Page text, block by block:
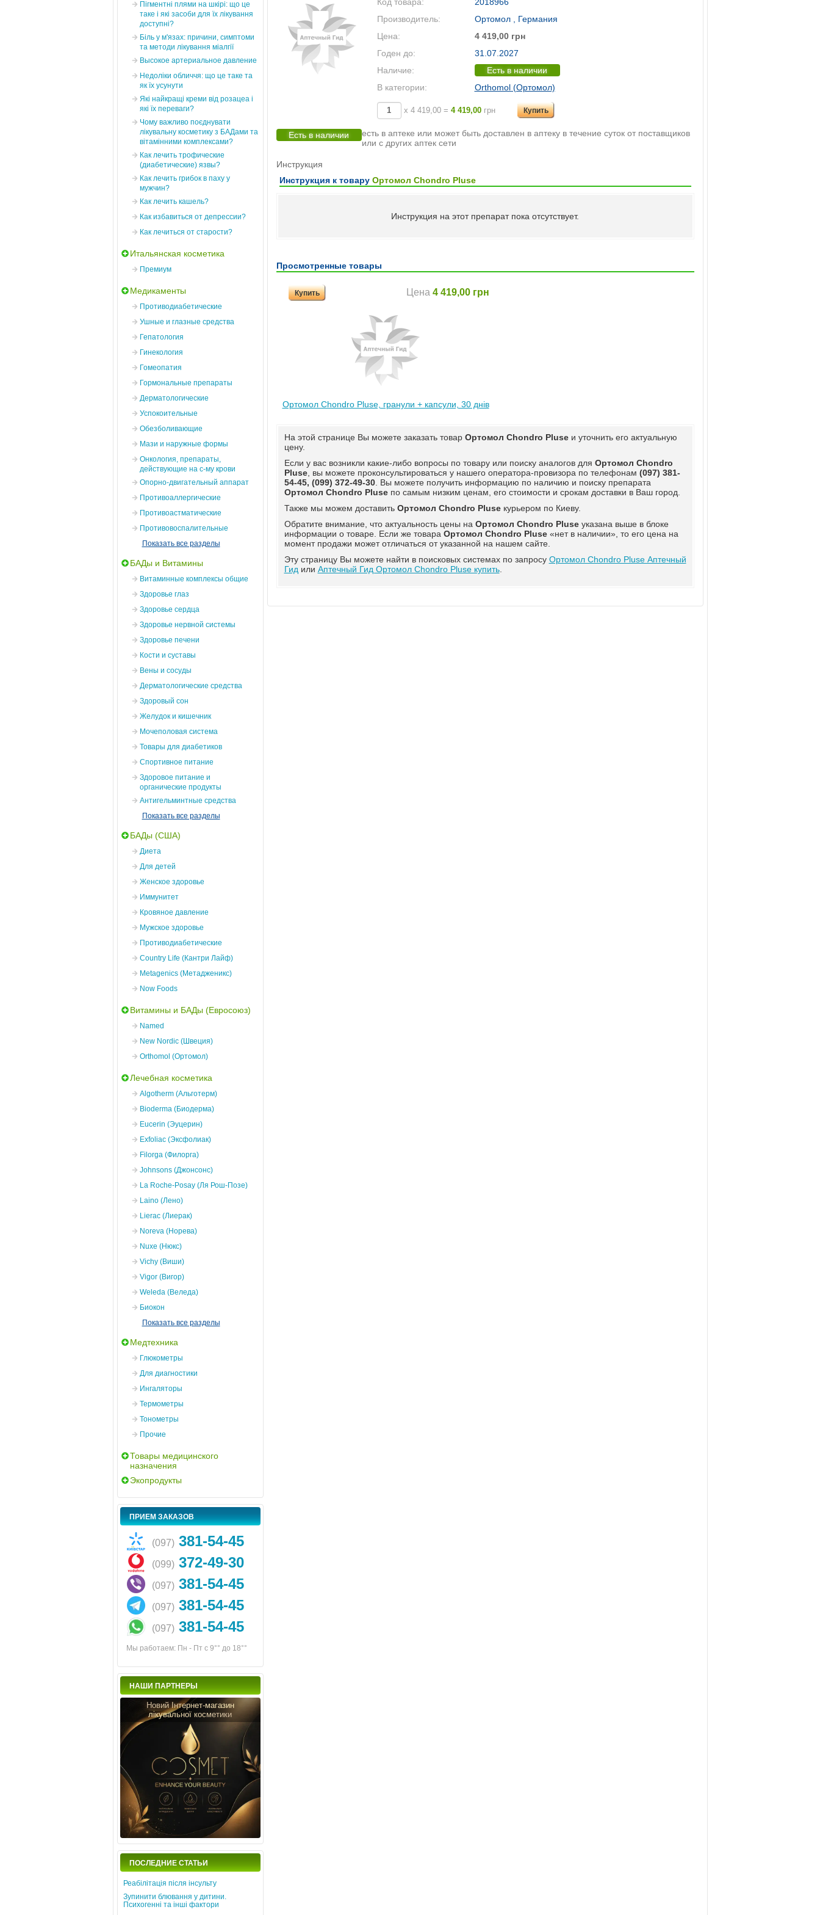
Пігментні плями на шкірі: що це
таке і які засоби для їх лікування
доступні?
Біль у м'язах: причини, симптоми
та методи лікування міалгії
Высокое артериальное давление
Недоліки обличчя: що це таке та
як їх усунути
Які найкращі креми від розацеа і
які їх переваги?
Чому важливо поєднувати
лікувальну косметику з БАДами та
вітамінними комплексами?
Как лечить трофические
(диабетические) язвы?
Как лечить грибок в паху у
мужчин?
Как лечить кашель?
Как избавиться от депрессии?
Как лечиться от старости?
Итальянская косметика
Премиум
Медикаменты
Противодиабетические
Ушные и глазные средства
Гепатология
Гинекология
Гомеопатия
Гормональные препараты
Дерматологические
Успокоительные
Обезболивающие
Мази и наружные формы
Онкология, препараты,
действующие на с-му крови
Опорно-двигательный аппарат
Противоаллергические
Противоастматические
Противовоспалительные
Показать все разделы
БАДы и Витамины
Витаминные комплексы общие
Здоровье глаз
Здоровье сердца
Здоровье нервной системы
Здоровье печени
Кости и суставы
Вены и сосуды
Дерматологические средства
Здоровый сон
Желудок и кишечник
Мочеполовая система
Товары для диабетиков
Спортивное питание
Здоровое питание и
органические продукты
Антигельминтные средства
Показать все разделы
БАДы (США)
Диета
Для детей
Женское здоровье
Иммунитет
Кровяное давление
Мужское здоровье
Противодиабетические
Country Life (Кантри Лайф)
Metagenics (Метадженикс)
Now Foods
Витамины и БАДы (Евросоюз)
Named
New Nordic (Швеция)
Orthomol (Ортомол)
Лечебная косметика
Algotherm (Альготерм)
Bioderma (Биодерма)
Eucerin (Эуцерин)
Exfoliac (Эксфолиак)
Filorga (Филорга)
Johnsons (Джонсонс)
La Roche-Posay (Ля Рош-Позе)
Laino (Лено)
Lierac (Лиерак)
Noreva (Норева)
Nuxe (Нюкс)
Vichy (Виши)
Vigor (Вигор)
Weleda (Веледа)
Биокон
Показать все разделы
Медтехника
Глюкометры
Для диагностики
Ингаляторы
Термометры
Тонометры
Прочие
Товары медицинского
назначения
Экопродукты
ПРИЕМ ЗАКАЗОВ
(097)381-54-45
(099)372-49-30
(097)381-54-45
(097)381-54-45
(097)381-54-45
Мы работаем: Пн - Пт с 9°° до 18°°
НАШИ ПАРТНЕРЫ
Новий Інтернет-магазин
лікувальної косметики
ПОСЛЕДНИЕ СТАТЬИ
Реабілітація після інсульту
Зупинити блювання у дитини.
Психогенні та інші фактори
Производитель:
Ортомол , Германия
Цена:
4 419,00 грн
Годен до:
31.07.2027
Наличие:
Есть в наличии
В категории:
Orthomol (Ортомол)
х 4 419,00 = 4 419,00 грн Купить
Есть в наличии
есть в аптеке или может быть доставлен в аптеку в течение суток от поставщиков
или с других аптек сети
Инструкция
Инструкция к товару Ортомол Chondro Pluse
Инструкция на этот препарат пока отсутствует.
Просмотренные товары
Купить Цена 4 419,00 грн
Ортомол Chondro Pluse, гранули + капсули, 30 днів
На этой странице Вы можете заказать товар Ортомол Chondro Pluseи уточнить его актуальную
цену.
Если у вас возникли какие-либо вопросы по товару или поиску аналогов для Ортомол Chondro
Pluse, вы можете проконсультироваться у нашего оператора-провизора по телефонам (097) 381-
54-45, (099) 372-49-30. Вы можете получить информацию по наличию и поиску препарата
Ортомол Chondro Pluseпо самым низким ценам, его стоимости и срокам доставки в Ваш город.
Также мы можем доставить Ортомол Chondro Pluseкурьером по Киеву.
Обратите внимание, что актуальность цены на Ортомол Chondro Pluseуказана выше в блоке
информации о товаре. Если же товара Ортомол Chondro Pluse«нет в наличии», то его цена на
момент продажи может отличаться от указанной на нашем сайте.
Эту страницу Вы можете найти в поисковых системах по запросу Ортомол Chondro Pluse Аптечный
Гид или Аптечный Гид Ортомол Chondro Pluse купить.